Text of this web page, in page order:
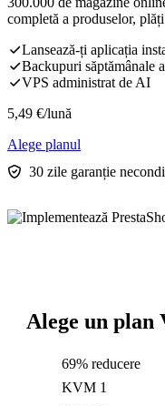
completă a produselor,
Lansează-ți aplicația
Backupuri săptămânale
VPS administrat de AI
5,49 €/lună
Alege planul
30 zile garanție
Alege un plan
69% reducere
KVM 1